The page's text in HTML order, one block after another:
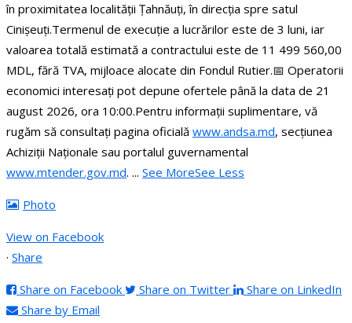
în proximitatea localității Țahnăuți, în direcția spre satul
Cinișeuți.Termenul de execuție a lucrărilor este de 3 luni, iar
valoarea totală estimată a contractului este de 11 499 560,00
MDL, fără TVA, mijloace alocate din Fondul Rutier.📅 Operatorii
economici interesați pot depune ofertele până la data de 21
august 2026, ora 10:00.Pentru informații suplimentare, vă
rugăm să consultați pagina oficială www.andsa.md, secțiunea
Achiziții Naționale sau portalul guvernamental
www.mtender.gov.md. ... See MoreSee Less
Photo
View on Facebook
· Share
Share on Facebook Share on Twitter
Share on LinkedIn
Share by Email